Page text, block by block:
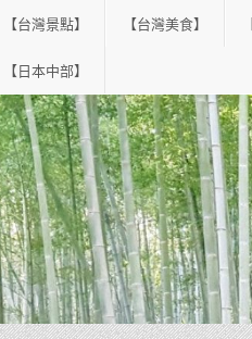
【台灣景點】 【台灣美食】
【日本中部】